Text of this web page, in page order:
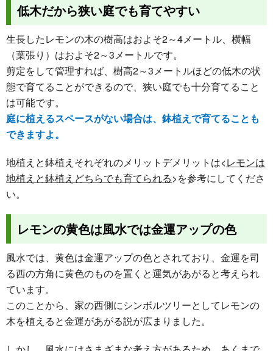
低木だから狭い庭でも育てやすい
生長したレモンの木の樹高はおよそ2～4メートル、横幅
（葉張り）はおよそ2～3メートルです。
剪定をして管理すれば、樹高2～3メートルほどの低木の状
態で育てることができるので、狭い庭でも十分育てること
は可能です。
庭に植えるスペースがない場合は、鉢植えで育てることも
できますよ。
地植えと鉢植えそれぞれのメリットデメリットは<レモンは
地植えと鉢植えどちらでも育てられる>を参考にしてくださ
い。
レモンの黄色は風水では金運アップの色
風水では、黄色は金運アップの色とされており、金運を司
る西の方角に黄色のものを置くと運気があがると考えられ
ています。
このことから、家の西側にシンボルツリーとしてレモンの
木を植えると金運があがる説が広まりました。